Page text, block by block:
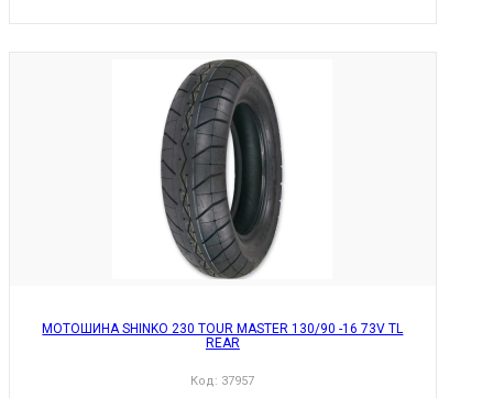
МОТОШИНА SHINKO 230 TOUR MASTER 130/90 -16 73V TL
REAR
Код: 37957